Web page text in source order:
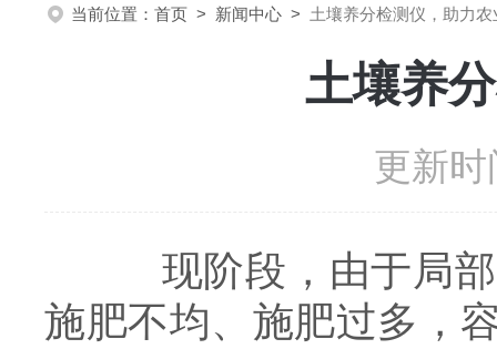
当前位置： 首页 > 新闻中心 > 土壤养分检测仪，助力
土壤养
更新
现阶段，由于局部
施肥不均、施肥过多，